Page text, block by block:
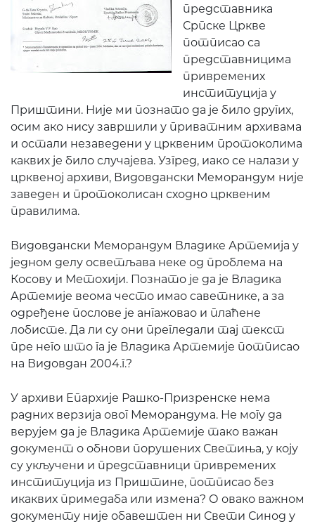
представника
Српске Цркве
потписао са
представницима
привремених
институција у
Приштини. Није ми познато да је било других,
осим ако нису завршили у приватним архивама
и остали незаведени у црквеним протоколима
каквих је било случајева. Узгред, иако се налази у
црквеној архиви, Видовдански Меморандум није
заведен и протоколисан сходно црквеним
правилима.
Видовдански Меморандум Владике Артемија у
једном делу осветљава неке од проблема на
Косову и Метохији. Познато је да је Владика
Артемије веома често имао саветнике, а за
одређене послове је ангажовао и плаћене
лобисте. Да ли су они прегледали тај текст
пре него што га је Владика Артемије потписао
на Видовдан 2004.г.?
У архиви Епархије Рашко-Призренске нема
радних верзија овог Меморандума. Не могу да
верујем да је Владика Артемије тако важан
документ о обнови порушених Светиња, у коју
су укључени и представници привремених
институција из Приштине, потписао без
икаквих примедаба или измена? О овако важном
документу није обавештен ни Свети Синод у